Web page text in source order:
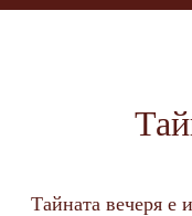
Тайната вечеря е